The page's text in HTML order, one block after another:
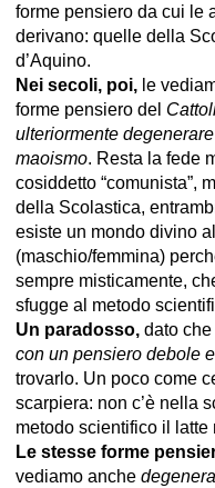
forme pensiero da cui le
derivano: quelle della
d’Aquino.
Nei secoli, poi, le
forme pensiero del
ulteriormente degenerare
maoismo. Resta la fede
cosiddetto “comunista”,
della Scolastica,
esiste un mondo divino
(maschio/femmina)
sempre misticamente,
sfugge al metodo
Un paradosso, dato
con un pensiero debole
trovarlo. Un poco come
scarpiera: non c’è nella
metodo scientifico il latte
Le stesse forme
vediamo anche